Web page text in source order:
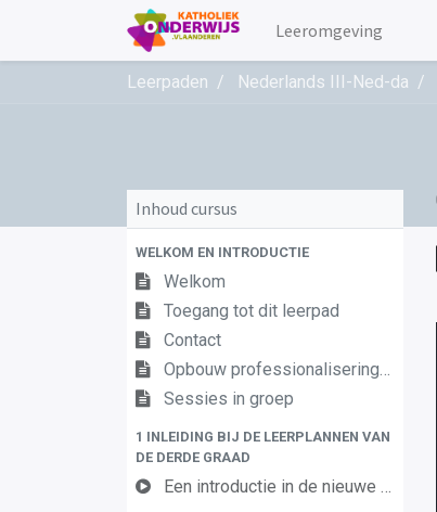
Leeromgeving
Leerpaden Nederlands III-Ned-da
Inhoud cursus
WELKOM EN INTRODUCTIE
Welkom
Toegang tot dit leerpad
Contact
Opbouw professionaliseringstraject
Sessies in groep
1 INLEIDING BIJ DE LEERPLANNEN VAN
DE DERDE GRAAD
Een introductie in de nieuwe leerplannen van de derde graad